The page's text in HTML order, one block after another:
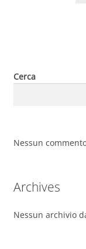
Cerca
Nessun
Archives
Nessun archivio